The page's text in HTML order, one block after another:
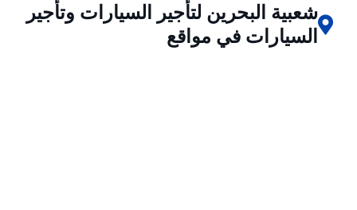
شعبية البحرين لتأجير السيارات وتأجير
السيارات في مواقع